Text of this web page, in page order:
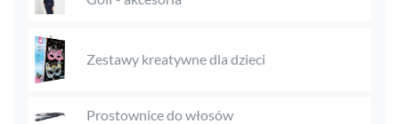
Zestawy kreatywne dla dzieci
Prostownice do włosów